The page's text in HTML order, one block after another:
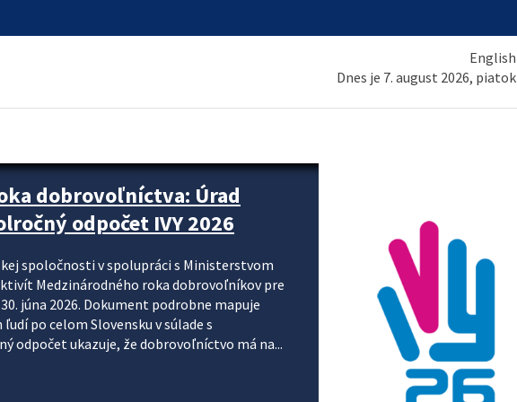
English
Dnes je 7. august 2026, piatok
krok za krokom
systému DPH a digitalizácie fakturačných
k tomu, aby sa elektronická faktúra stala
je priniesť jednoduchšie, rýchlejšie a
údajov, znížiť riziko chýb a podporiť
preto nepredstavuje...